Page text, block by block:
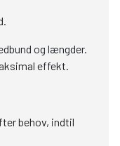
og længder.
effekt.
behov, indtil